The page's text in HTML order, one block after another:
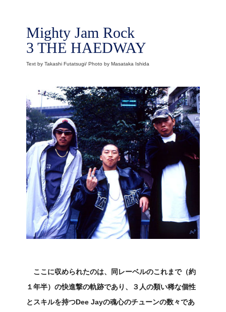
Mighty Jam Rock
3 THE HAEDWAY
Text by Takashi Futatsugi/ Photo by Masataka Ishida
ここに収められたのは、同レーベルのこれまで（約
１年半）の快進撃の軌跡であり、３人の類い稀な個性
とスキルを持つDee Jayの魂心のチューンの数々であ